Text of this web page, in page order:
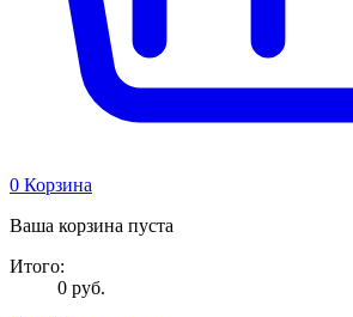
0 Корзина
Ваша корзина пуста
Итого:
0 руб.